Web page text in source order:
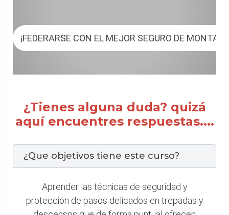
¡FEDERARSE CON EL MEJOR SEGURO DE
¿Tienes alguna duda? quizá
aquí encuentres respuestas....
¿Que objetivos tiene este curso?
Aprender las técnicas de seguridad y
protección de pasos delicados en trepadas y